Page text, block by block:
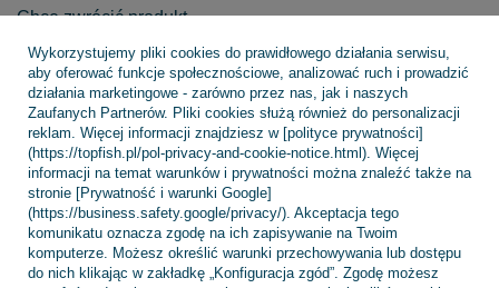
Chcę zwrócić produkt
Chcę wymienić towar
Kontakt
Konto
Regulaminy
Wykorzystujemy pliki cookies do prawidłowego działania serwisu,
aby oferować funkcje społecznościowe, analizować ruch i prowadzić
działania marketingowe - zarówno przez nas, jak i naszych
Zaufanych Partnerów. Pliki cookies służą również do personalizacji
reklam. Więcej informacji znajdziesz w [polityce prywatności]
(https://topfish.pl/pol-privacy-and-cookie-notice.html). Więcej
informacji na temat warunków i prywatności można znaleźć także na
stronie [Prywatność i warunki Google]
(https://business.safety.google/privacy/). Akceptacja tego
komunikatu oznacza zgodę na ich zapisywanie na Twoim
komputerze. Możesz określić warunki przechowywania lub dostępu
do nich klikając w zakładkę „Konfiguracja zgód”. Zgodę możesz